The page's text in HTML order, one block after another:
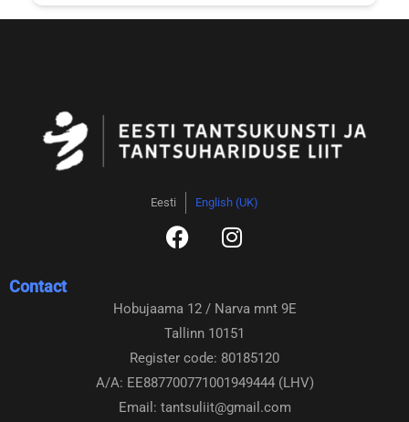
Eesti English (UK)
F
a
b
o
o
k
I
n
a
g
r
a
m
Contact
Hobujaama 12 / Narva mnt 9E
Tallinn 10151
Register code: 80185120
A/A: EE887700771001949444 (LHV)
Email: tantsuliit@gmail.com